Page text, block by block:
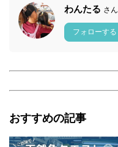
わんたる さん
フォローする
おすすめの記事